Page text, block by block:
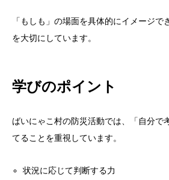
「もしも」の場面を具体的にイメージ
を大切にしています。
学びのポイント
ばいにゃこ村の防災活動では、「自分で
てることを重視しています。
状況に応じて判断する力